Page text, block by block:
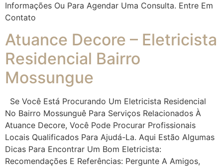
Informações Ou Para Agendar Uma Consulta. Entre Em
Contato
Atuance Decore – Eletricista
Residencial Bairro
Mossungue
Se Você Está Procurando Um Eletricista Residencial
No Bairro Mossunguê Para Serviços Relacionados À
Atuance Decore, Você Pode Procurar Profissionais
Locais Qualificados Para Ajudá-La. Aqui Estão Algumas
Dicas Para Encontrar Um Bom Eletricista:
Recomendações E Referências: Pergunte A Amigos,